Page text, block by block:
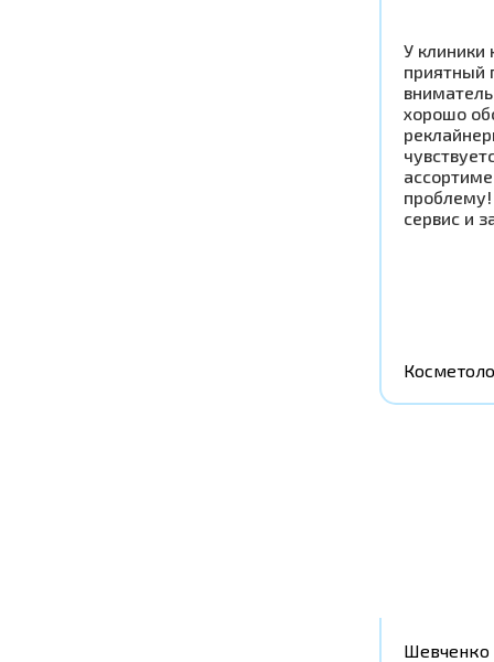
У клиники
приятный
хорошо
проблему!
сервис и
Шевченко